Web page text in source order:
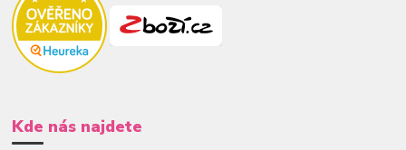
Kde nás najdete